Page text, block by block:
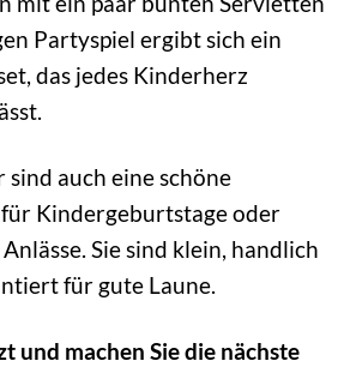
Partyspiel ergibt sich ein
das jedes Kinderherz
sind auch eine schöne
Kindergeburtstage oder
Sie sind klein, handlich
für gute Laune.
und machen Sie die nächste